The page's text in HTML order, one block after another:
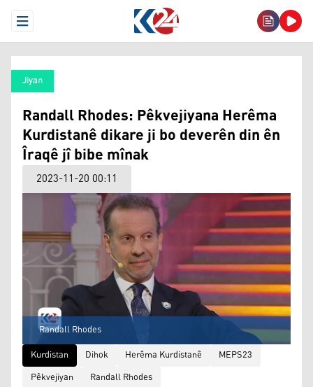
Open Menu
Jiyan
Randall Rhodes: Pêkvejiyana Herêma
Kurdistanê dikare ji bo deverên din ên
Îraqê jî bibe mînak
2023-11-20 00:11
Randall Rhodes
Kurdistan
Dihok Herêma Kurdistanê
MEPS23
Pêkvejiyan
Randall Rhodes